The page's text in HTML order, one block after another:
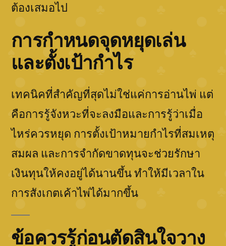
ต้องเสมอไป
การกำหนดจุดหยุดเล่น
และตั้งเป้ากำไร
เทคนิคที่สำคัญที่สุดไม่ใช่แค่การอ่านไพ่ แต่
คือการรู้จังหวะที่จะลงมือและการรู้ว่าเมื่อ
ไหร่ควรหยุด การตั้งเป้าหมายกำไรที่สมเหตุ
สมผล และการจำกัดขาดทุนจะช่วยรักษา
เงินทุนให้คงอยู่ได้นานขึ้น ทำให้มีเวลาใน
การสังเกตเค้าไพ่ได้มากขึ้น
ข้อควรรู้ก่อนตัดสินใจวาง